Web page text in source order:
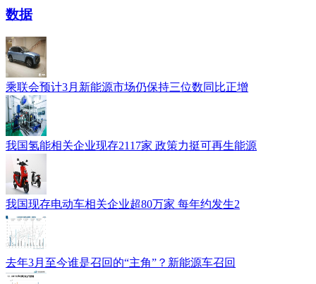
数据
乘联会预计3月新能源市场仍保持三位数同比正增
我国氢能相关企业现存2117家 政策力挺可再生能源
我国现存电动车相关企业超80万家 每年约发生2
去年3月至今谁是召回的“主角”？新能源车召回